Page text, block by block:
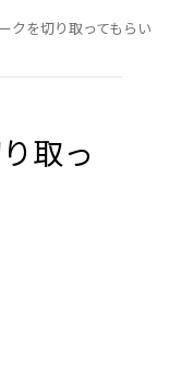
クを切り取ってもらい
取っ